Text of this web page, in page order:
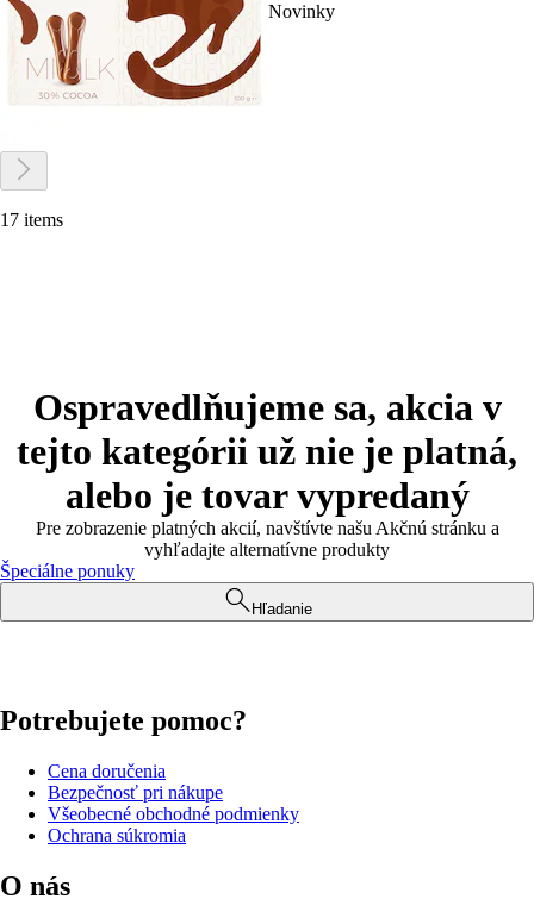
Novinky
17 items
Ospravedlňujeme sa, akcia v
tejto kategórii už nie je platná,
alebo je tovar vypredaný
Pre zobrazenie platných akcií, navštívte našu Akčnú stránku a
vyhľadajte alternatívne produkty
Špeciálne ponuky
Hľadanie
Potrebujete pomoc?
Cena doručenia
Bezpečnosť pri nákupe
Všeobecné obchodné podmienky
Ochrana súkromia
O nás